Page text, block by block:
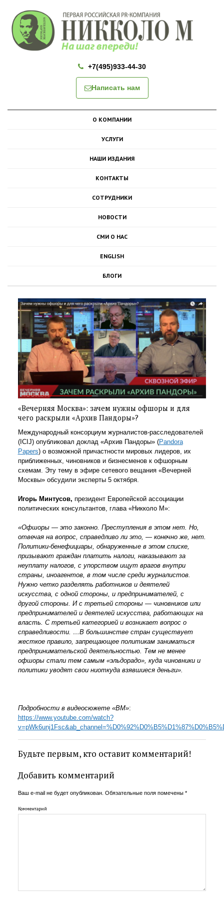
+7(495)933-44-30
Написать нам
О КОМПАНИИ
УСЛУГИ
НАШИ ИЗДАНИЯ
КОНТАКТЫ
СОТРУДНИКИ
НОВОСТИ
СМИ О НАС
ENGLISH
БЛОГИ
«Вечерняя Москва»: зачем нужны офшоры и для
чего раскрыли «Архив Пандоры»?
Международный консорциум журналистов-расследователей
(ICIJ) опубликовал доклад «Архив Пандоры» (Pandora
Papers) о возможной причастности мировых лидеров, их
приближенных, чиновников и бизнесменов к офшорным
схемам. Эту тему в эфире сетевого вещания «Вечерней
Москвы» обсудили эксперты 5 октября.
Игорь Минтусов, президент Европейской ассоциации
политических консультантов, глава «Никколо М»:
«Офшоры — это законно. Преступления в этом нет. Но,
отвечая на вопрос, справедливо ли это, — конечно же, нет.
Политики-бенефициары, обнаруженные в этом списке,
призывают граждан платить налоги, наказывают за
неуплату налогов, с упорством ищут врагов внутри
страны, иноагентов, в том числе среди журналистов.
Нужно четко разделять работников и деятелей
искусства, с одной стороны, и предпринимателей, с
другой стороны. И с третьей стороны — чиновников или
предпринимателей и деятелей искусства, работающих на
власть. С третьей категорией и возникает вопрос о
справедливости. …В большинстве стран существует
жесткое правило, запрещающее политикам заниматься
предпринимательской деятельностью. Тем не менее
офшоры стали тем самым «эльдорадо», куда чиновники и
политики уводят свои ниоткуда взявшиеся деньги».
Подробности в видеосюжете «ВМ»:
https://www.youtube.com/watch?
Будьте первым, кто оставит комментарий!
Добавить комментарий
Ваш e-mail не будет опубликован. Обязательные поля помечены *
Комментарий